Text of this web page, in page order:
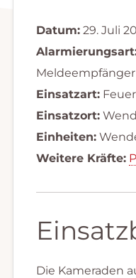
Datum:29. Juli
Meldeempfänger
Einsatzart:Feuer
Einsatzort:
Einheiten:
Weitere Kräfte:
Die Kameraden